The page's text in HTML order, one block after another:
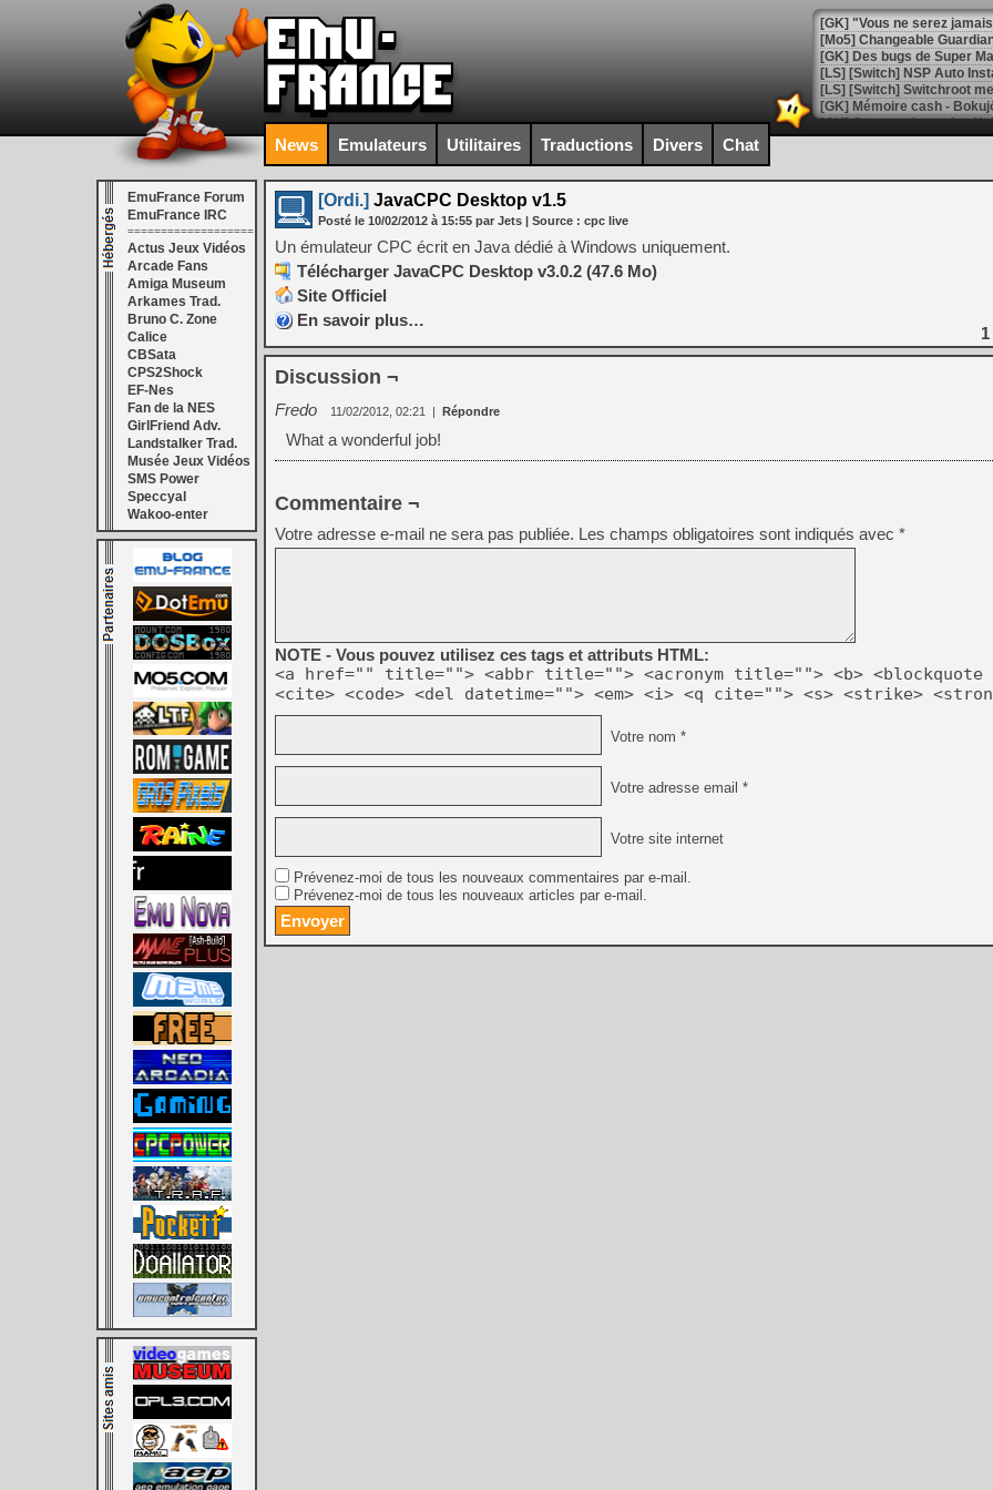
[GK] "Vous ne serez
[Mo5] Changeable
[GK] Des bugs de Super
[LS] [Switch] NSP Auto
[GK] La saga horrifique
[GK] Le portage de Super
[Mo5] Le jeu de course
[GK] Guillermo del Toro
[GK] Mistfall Hunter : déjà
[GK] Wo Long 2 évolue
[GK] Crossfire : un TPS à
[LS] [PS5] Premiers
[GK] Bethesda fête les 30
[GK] Roblox : l'action en
[GK] Devolver Digital en a
[LS] [PS5] ps5-y2jb-
[GK] Pourquoi Marvel
[GK] Test : Restory : Chill
[GK] GTA 6 : Rockstar
[GK] Hot Wheels Infinite
[GK] Mémoire cash -
[GK] Résultats Nintendo :
[GK] Mémoire cash -
News Emulateurs Utilitaires Traductions Divers Chat
EmuFrance Forum
EmuFrance IRC
===================
Actus Jeux Vidéos
Arcade Fans
Amiga Museum
Arkames Trad.
Bruno C. Zone
Calice
CBSata
CPS2Shock
EF-Nes
Fan de la NES
GirlFriend Adv.
Landstalker Trad.
Musée Jeux Vidéos
SMS Power
Speccyal
Wakoo-enter
[Ordi.] JavaCPC Desktop v1.5
Posté le 10/02/2012 à 15:55 par Jets | Source : cpc live
Un émulateur CPC écrit en Java dédié à Windows uniquement.
Télécharger JavaCPC Desktop v3.0.2 (47.6 Mo)
Site Officiel
En savoir plus…
1
Discussion ¬
Fredo 11/02/2012, 02:21 | Répondre
What a wonderful job!
Commentaire ¬
Votre adresse e-mail ne sera pas publiée. Les champs obligatoires sont indiqués avec *
NOTE - Vous pouvez utilisez ces tags et attributs HTML:
<a href="" title=""> <abbr title=""> <acronym title=""> <b> <blockquote
<cite> <code> <del datetime=""> <em> <i> <q cite=""> <s> <strike>
Votre nom *
Votre adresse email *
Votre site internet
Prévenez-moi de tous les nouveaux commentaires par e-mail.
Prévenez-moi de tous les nouveaux articles par e-mail.